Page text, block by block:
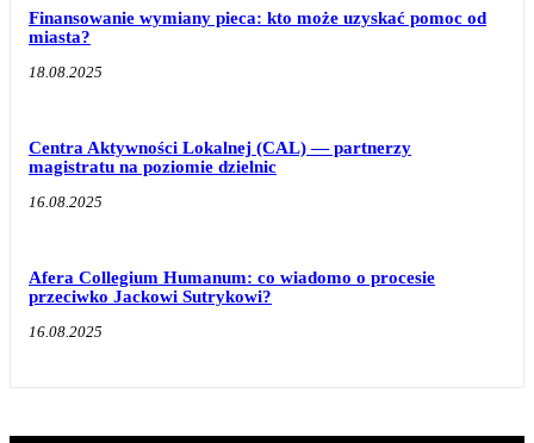
Finansowanie wymiany pieca: kto może uzyskać pomoc od
miasta?
18.08.2025
Centra Aktywności Lokalnej (CAL) — partnerzy
magistratu na poziomie dzielnic
16.08.2025
Afera Collegium Humanum: co wiadomo o procesie
przeciwko Jackowi Sutrykowi?
16.08.2025